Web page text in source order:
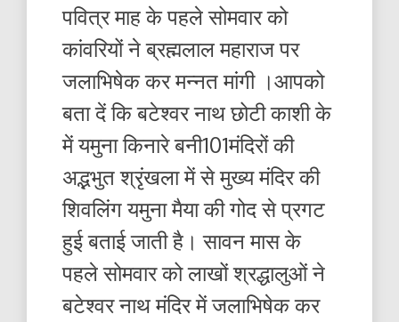
पवित्र माह के पहले सोमवार को
कांवरियों ने ब्रह्मलाल महाराज पर
जलाभिषेक कर मन्नत मांगी ।आपको
बता दें कि बटेश्वर नाथ छोटी काशी के
में यमुना किनारे बनी101मंदिरों की
अद्भभुत श्रृंखला में से मुख्य मंदिर की
शिवलिंग यमुना मैया की गोद से प्रगट
हुई बताई जाती है। सावन मास के
पहले सोमवार को लाखों श्रद्धालुओं ने
बटेश्वर नाथ मंदिर में जलाभिषेक कर